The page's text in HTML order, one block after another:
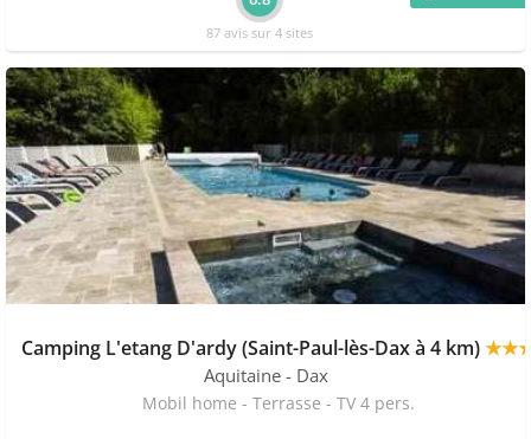
87 avis sur 4 sites
Camping L'etang D'ardy (Saint-Paul-lès-Dax à 4 km)
Aquitaine - Dax
Mobil home - Terrasse - TV 4 pers.